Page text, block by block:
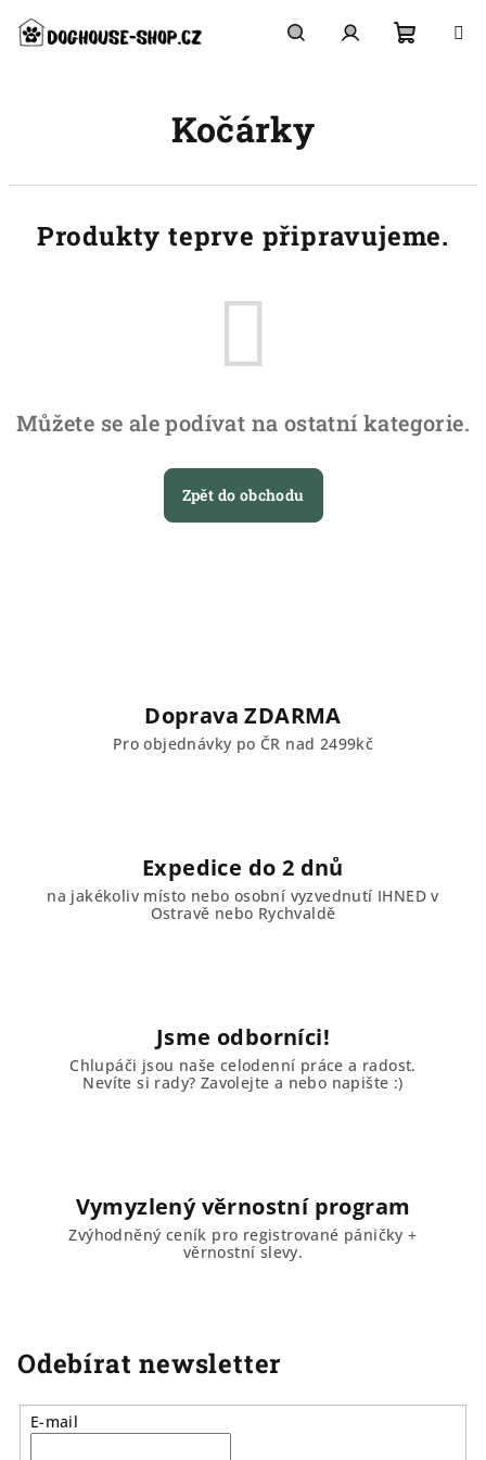
obsah
Kočárky
Produkty teprve připravujeme.
Můžete se ale podívat na ostatní kategorie.
Zpět do obchodu
Doprava ZDARMA
Pro objednávky po ČR nad 2499kč
Expedice do 2 dnů
na jakékoliv místo nebo osobní vyzvednutí IHNED v
Ostravě nebo Rychvaldě
Jsme odborníci!
Chlupáči jsou naše celodenní práce a radost.
Nevíte si rady? Zavolejte a nebo napište :)
Vymyzlený věrnostní program
Zvýhodněný ceník pro registrované páničky +
věrnostní slevy.
Odebírat newsletter
E-mail